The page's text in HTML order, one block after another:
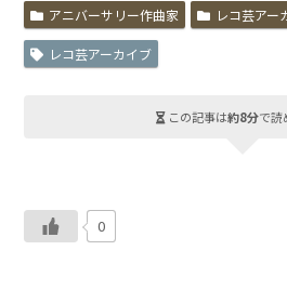
アニバーサリー作曲家 レコ芸アー
レコ芸アーカイブ
この記事は約8分で読
0